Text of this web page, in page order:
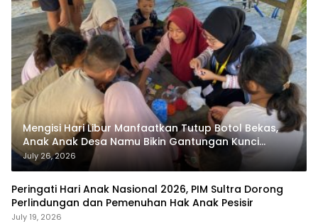
Mengisi Hari Libur Manfaatkan Tutup Botol Bekas,
Anak Anak Desa Namu Bikin Gantungan Kunci
Bernilai Ekonomi
July 26, 2026
Peringati Hari Anak Nasional 2026, PIM Sultra Dorong
Perlindungan dan Pemenuhan Hak Anak Pesisir
July 19, 2026